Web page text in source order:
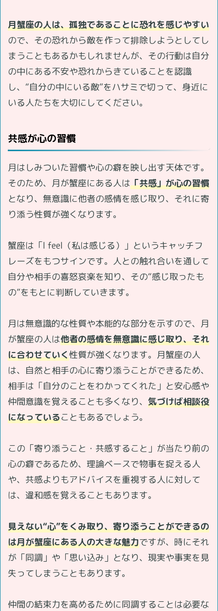
月蟹座の人は、孤独であることに恐れを感じやすい
ので、その恐れから敵を作って排除しようとしてし
まうこともあるかもしれませんが、その行動は自分
の中にある不安や恐れからきていることを認識
し、“自分の中にいる敵”をハサミで切って、身近に
いる人たちを大切にしてください。
共感が心の習慣
月はしみついた習慣や心の癖を映し出す天体です。
そのため、月が蟹座にある人は「共感」が心の習慣
となり、無意識に他者の感情を感じ取り、それに寄
り添う性質が強くなります。
蟹座は「I feel（私は感じる）」というキャッチフ
レーズをもつサインです。人との触れ合いを通して
自分や相手の喜怒哀楽を知り、その“感じ取ったも
の”をもとに判断していきます。
月は無意識的な性質や本能的な部分を示すので、月
が蟹座の人は他者の感情を無意識に感じ取り、それ
に合わせていく性質が強くなります。月蟹座の人
は、自然と相手の心に寄り添うことができるため、
相手は「自分のことをわかってくれた」と安心感や
仲間意識を覚えることも多くなり、 気づけば相談役
になっていることもあるでしょう。
この「寄り添うこと・共感すること」が当たり前の
心の癖であるため、理論ベースで物事を捉える人
や、共感よりもアドバイスを重視する人に対して
は、違和感を覚えることもあります。
見えない“心”をくみ取り、寄り添うことができるの
は月が蟹座にある人の大きな魅力ですが、時にそれ
が「同調」や「思い込み」となり、現実や事実を見
失ってしまうこともあります。
仲間の結束力を高めるために同調することは必要な